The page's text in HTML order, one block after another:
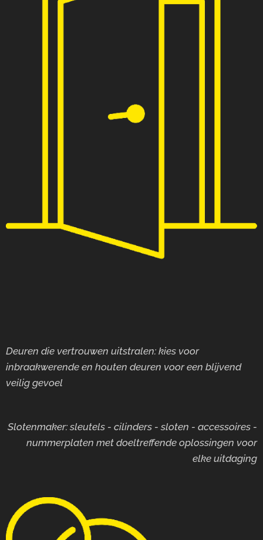
Deuren die vertrouwen uitstralen: kies voor
inbraakwerende en houten deuren vooreen blijvend
veilig gevoel
Slotenmaker: sleutels - cilinders - sloten - accessoires -
nummerplaten met doeltreffende oplossingen voor
elke uitdaging